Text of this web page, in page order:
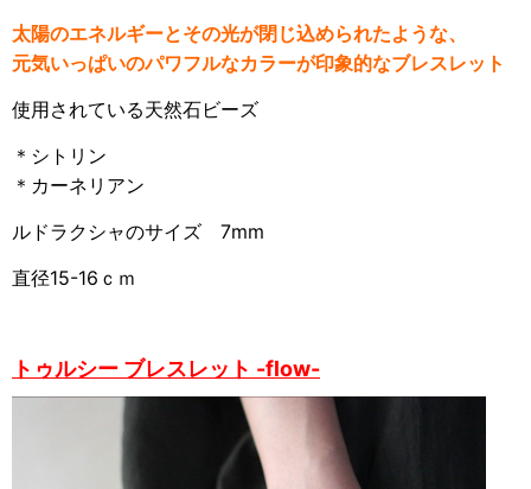
太陽のエネルギーとその光が閉じ込められたような、
元気いっぱいのパワフルなカラーが印象的なブレスレット
使用されている天然石ビーズ
＊シトリン
＊カーネリアン
ルドラクシャのサイズ 7mm
直径15-16ｃｍ
トゥルシー ブレスレット -flow-